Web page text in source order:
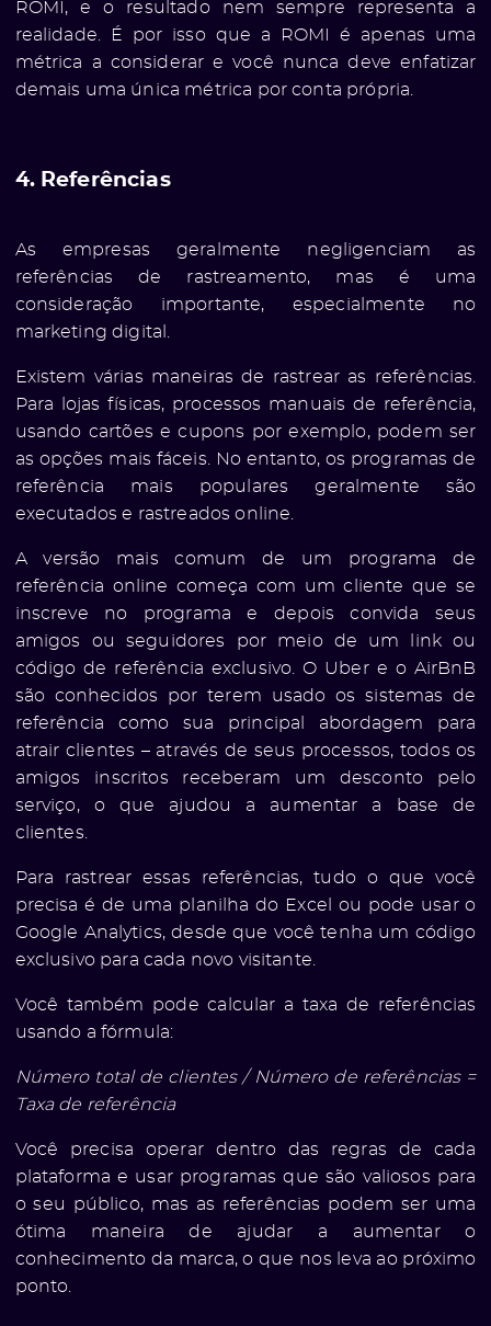
ROMI, e o resultado nem sempre representa a
realidade. É por isso que a ROMI é apenas uma
métrica a considerar e você nunca deve enfatizar
demais uma única métrica por conta própria.
4. Referências
As empresas geralmente negligenciam as
referências de rastreamento, mas é uma
consideração importante, especialmente no
marketing digital.
Existem várias maneiras de rastrear as referências.
Para lojas físicas, processos manuais de referência,
usando cartões e cupons por exemplo, podem ser
as opções mais fáceis. No entanto, os programas de
referência mais populares geralmente são
executados e rastreados online.
A versão mais comum de um programa de
referência online começa com um cliente que se
inscreve no programa e depois convida seus
amigos ou seguidores por meio de um link ou
código de referência exclusivo. O Uber e o AirBnB
são conhecidos por terem usado os sistemas de
referência como sua principal abordagem para
atrair clientes – através de seus processos, todos os
amigos inscritos receberam um desconto pelo
serviço, o que ajudou a aumentar a base de
clientes.
Para rastrear essas referências, tudo o que você
precisa é de uma planilha do Excel ou pode usar o
Google Analytics, desde que você tenha um código
exclusivo para cada novo visitante.
Você também pode calcular a taxa de referências
usando a fórmula:
Número total de clientes / Número de referências =
Taxa de referência
Você precisa operar dentro das regras de cada
plataforma e usar programas que são valiosos para
o seu público, mas as referências podem ser uma
ótima maneira de ajudar a aumentar o
conhecimento da marca, o que nos leva ao próximo
ponto.